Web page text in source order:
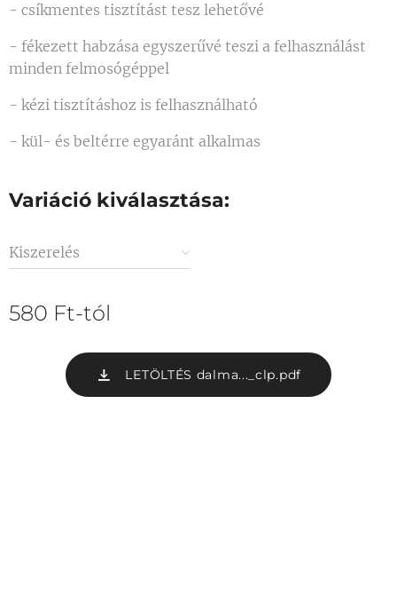
- csíkmentes tisztítást tesz lehetővé
- fékezett habzása egyszerűvé teszi a felhasználást
minden felmosógéppel
- kézi tisztításhoz is felhasználható
- kül- és beltérre egyaránt alkalmas
Variáció kiválasztása:
Kiszerelés
580 Ft-tól
LETÖLTÉS dalma..._clp.pdf